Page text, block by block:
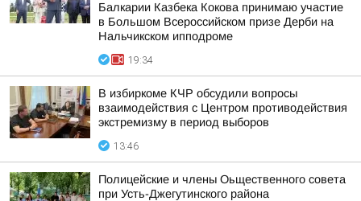
Балкарии Казбека Кокова принимаю участие
в Большом Всероссийском призе Дерби на
Нальчикском ипподроме
19:34
В избиркоме КЧР обсудили вопросы
взаимодействия с Центром противодействия
экстремизму в период выборов
13:46
Полицейские и члены Оьщественного совета
при Усть-Джегутинского района